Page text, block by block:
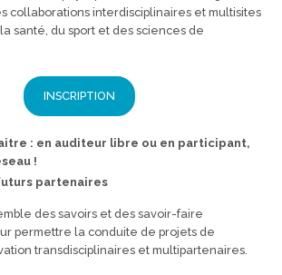
collaborations interdisciplinaires et multisites
santé, du sport et des sciences de
INSCRIPTION
: en auditeur libre ou en participant,
!
partenaires
des savoirs et des savoir-faire
permettre la conduite de projets de
transdisciplinaires et multipartenaires.